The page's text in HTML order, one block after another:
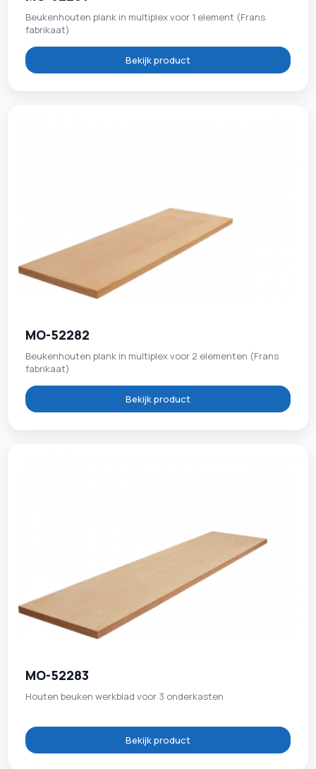
Beukenhouten plank in multiplex voor 1 element (Frans
fabrikaat)
Bekijk product
MO-52282
Beukenhouten plank in multiplex voor 2 elementen (Frans
fabrikaat)
Bekijk product
MO-52283
Houten beuken werkblad voor 3 onderkasten
Bekijk product